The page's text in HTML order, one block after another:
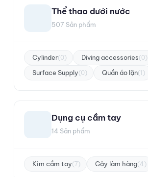
Thể thao dưới nước
507 Sản phẩm
Cylinder(0) Diving accessories(0)
Surface Supply(0) Quần áo lặn(1)
Dụng cụ cầm tay
14 Sản phẩm
Kìm cầm tay(7) Gậy làm hàng(4)